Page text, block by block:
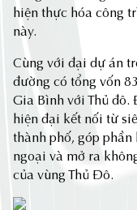
hiện thực hóa công
này.
Cùng với đại dự án
đường có tổng vốn
Gia Bình với Thủ
hiện đại kết nối từ
thành phố, góp
ngoại và mở ra
của vùng Thủ Đô.